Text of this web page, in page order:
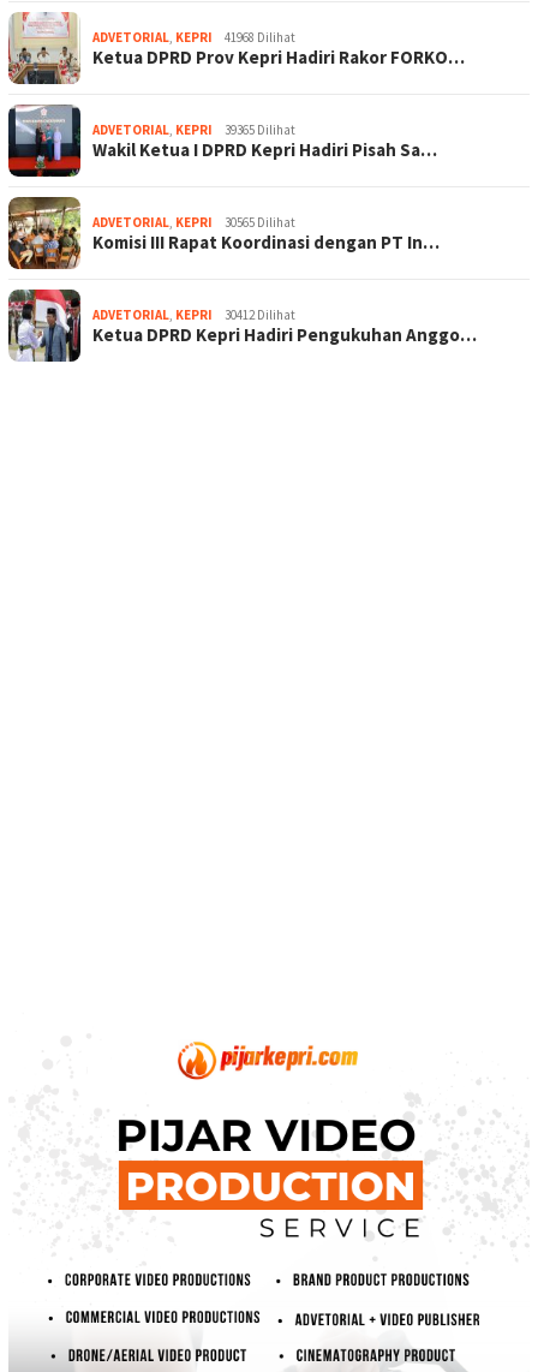
ADVETORIAL KEPRI 41968 Dilihat
Ketua DPRD Prov Kepri Hadiri Rakor FORKO…
ADVETORIAL KEPRI 39365 Dilihat
Wakil Ketua I DPRD Kepri Hadiri Pisah Sa…
ADVETORIAL KEPRI 30565 Dilihat
Komisi III Rapat Koordinasi dengan PT In…
ADVETORIAL KEPRI 30412 Dilihat
Ketua DPRD Kepri Hadiri Pengukuhan Anggo…